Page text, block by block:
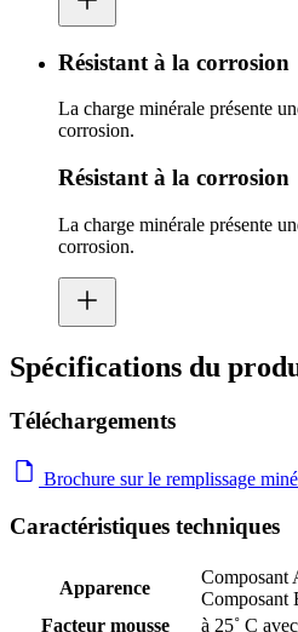
Résistant à la corrosion
La charge minérale présente
corrosion.
Résistant à la corrosion
La charge minérale présente
corrosion.
Spécifications du
Téléchargements
Brochure sur le remplissage
Caractéristiques techniques
Apparence
Composant
Composant
Facteur mousse
à 25˚ C